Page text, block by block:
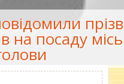
на посаду